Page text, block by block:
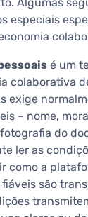
especiais
é um
colaborativa
exige
– nome,
do
ler as
como a
são